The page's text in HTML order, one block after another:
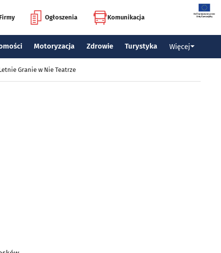
Firmy Ogłoszenia Komunikacja
Motoryzacja Zdrowie Turystyka Więcej
Granie w Nie Teatrze